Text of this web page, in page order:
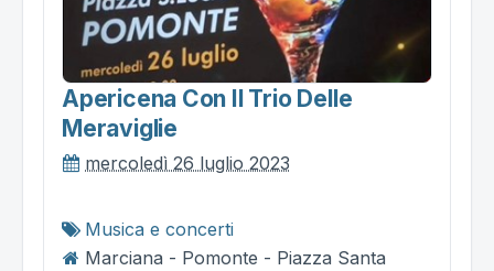
Apericena Con Il Trio Delle
Meraviglie
mercoledì 26 luglio 2023
Musica e concerti
Marciana - Pomonte - Piazza Santa